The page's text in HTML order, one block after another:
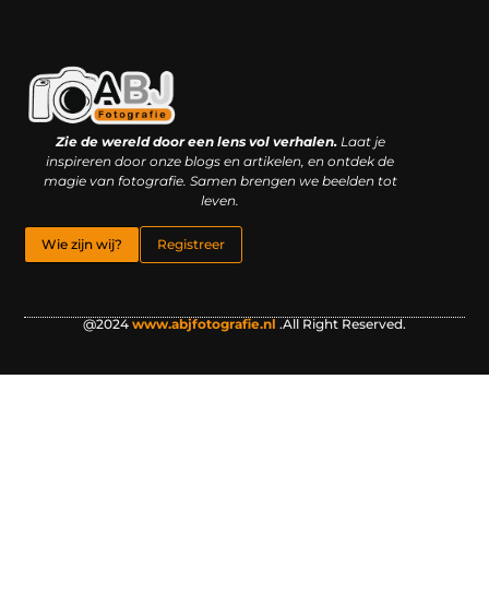
Zie de wereld door een lens vol verhalen.Laat je
inspireren door onze blogs en artikelen, en ontdek de
magie van fotografie. Samen brengen we beelden tot
leven.
Wie zijn wij? Registreer
@2024 www.abjfotografie.nl .All Right Reserved.